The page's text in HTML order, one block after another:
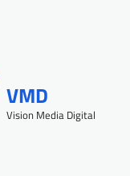
VMD
Vision Media Digital